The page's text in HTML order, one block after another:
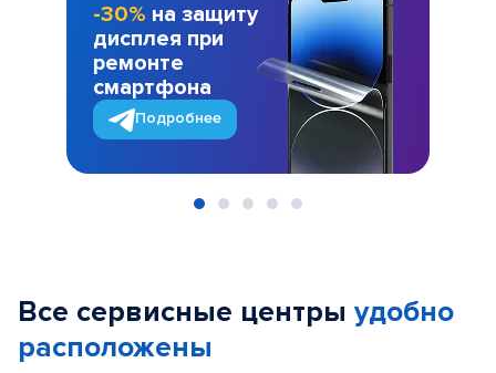
-30% на защиту
дисплея при
ремонте
смартфона
Подробнее
Все сервисные центры удобно
расположены